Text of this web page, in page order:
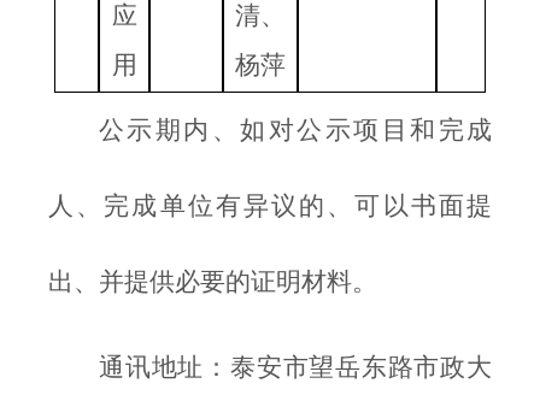
应
用
清、
杨萍
公示期内、如对公示项目和完成
人、完成单位有异议的、可以书面提
出、并提供必要的证明材料。
通讯地址：泰安市望岳东路市政大